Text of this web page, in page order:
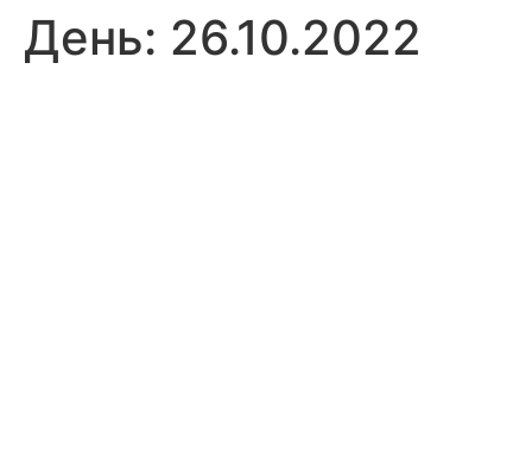
День: 26.10.2022